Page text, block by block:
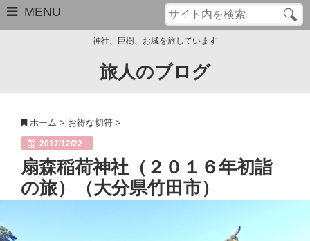
MENU
サイトマップ
管理人のプロフィール
神社、巨樹、お城を旅しています
旅人のブログ
ホーム > お得な切符 >
2017/12/22
扇森稲荷神社（２０１６年初詣
の旅）（大分県竹田市）